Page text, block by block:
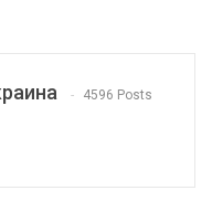
4596 Posts